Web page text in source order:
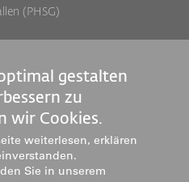
(PHSG)
Footer
rechts
Studium
Weiterbildung
Forschung & Entwicklung
Dienstleistung
gestalten
zu
wir Cookies.
weiterlesen, erklären
Sie in unserem